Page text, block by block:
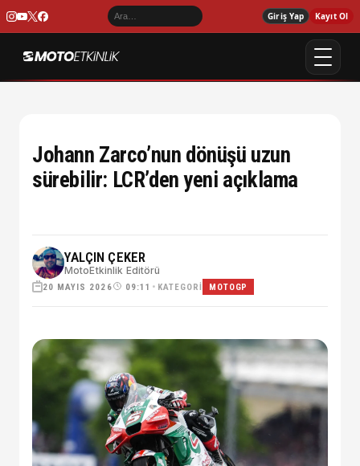
Giriş Yap Kayıt Ol
Johann Zarco’nun dönüşü uzun
sürebilir: LCR’den yeni açıklama
YALÇIN ÇEKER
MotoEtkinlik Editörü
20 MAYIS 2026 09:11 • KATEGORI MOTOGP